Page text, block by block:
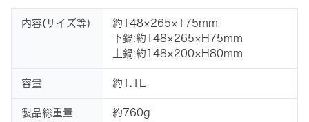
内容(サイズ等)
約148×265×175mm
下鍋:約148×265×H75mm
上鍋:約148×200×H80mm
容量 約1.1L
製品総重量 約760g